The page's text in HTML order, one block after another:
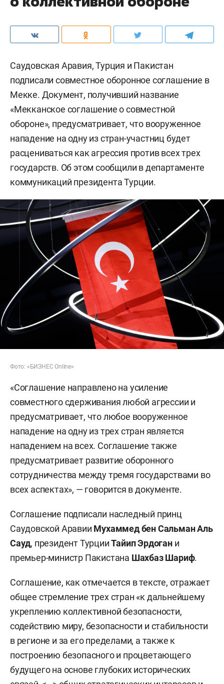
Саудовская Аравия, Турция и Пакистан
подписали совместное оборонное соглашение в
Мекке. Документ, получивший название
«Мекканское соглашение о совместной
обороне», предусматривает, что вооруженное
нападение на одну из стран-участниц будет
расцениваться как агрессия против всех трех
государств. Об этом сообщили в департаменте
коммуникаций президента Турции.
Фото: «БИЗНЕС Online»
«Соглашение направлено на усиление
совместного сдерживания любой агрессии и
предусматривает, что любое вооруженное
нападение на одну из трех стран является
нападением на всех. Соглашение также
предусматривает развитие оборонного
сотрудничества между тремя государствами во
всех аспектах», — говорится в документе.
Соглашение подписали наследный принц
Саудовской Аравии Мухаммед бен Сальман Аль
Сауд, президент ТурцииТайип Эрдогани
премьер-министр Пакистана Шахбаз Шариф.
Соглашение, как отмечается в тексте, отражает
общее стремление трех стран «к дальнейшему
укреплению коллективной безопасности,
содействию миру, безопасности и стабильности
в регионе и за его пределами, а также к
построению безопасного и процветающего
будущего на основе глубоких исторических